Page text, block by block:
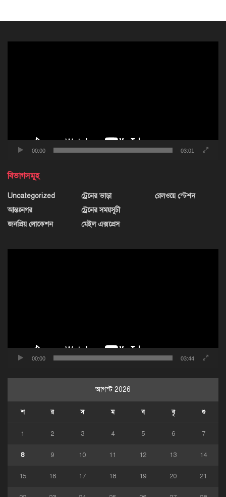
00:00 03:01
বিভাগসমূহ
Uncategorized
আন্তঃনগর
জনপ্রিয় লোকেশন
ট্রেনের ভাড়া
ট্রেনের সময়সূচী
মেইল এক্সপ্রেস
রেলওয়ে স্টেশন
00:00 03:44
আগস্ট 2026
শ র স ম ব বৃ শু
1 2 3 4 5 6 7
8 9 10 11 12 13 14
15 16 17 18 19 20 21